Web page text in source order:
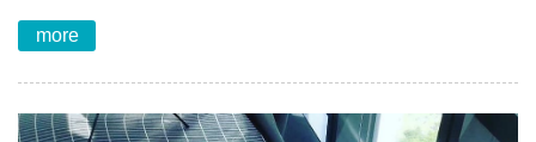
more